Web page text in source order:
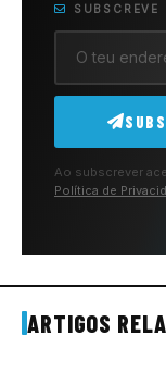
SUBSCREVE
Ao subscrever
Política de
ARTIGOS